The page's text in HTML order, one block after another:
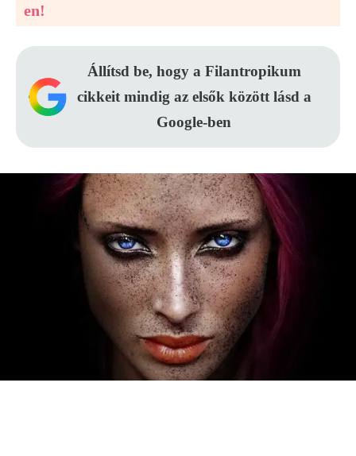
en!
Állítsd be, hogy a Filantropikum
cikkeit mindig az elsők között lásd a
Google-ben